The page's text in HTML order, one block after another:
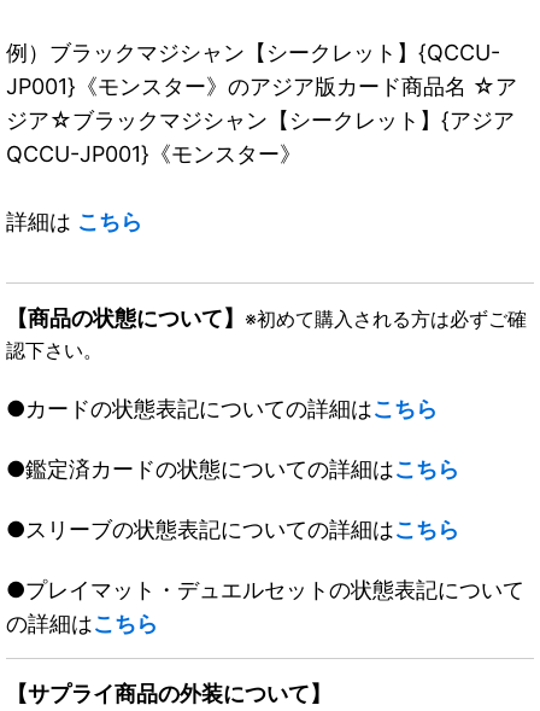
例）ブラックマジシャン【シークレット】{QCCU-
JP001}《モンスター》のアジア版カード商品名 ☆ア
ジア☆ブラックマジシャン【シークレット】{アジア
QCCU-JP001}《モンスター》
詳細は こちら
【商品の状態について】 ※初めて購入される方は必ずご確
認下さい。
●カードの状態表記についての詳細はこちら
●鑑定済カードの状態についての詳細はこちら
●スリーブの状態表記についての詳細はこちら
●プレイマット・デュエルセットの状態表記について
の詳細はこちら
【サプライ商品の外装について】